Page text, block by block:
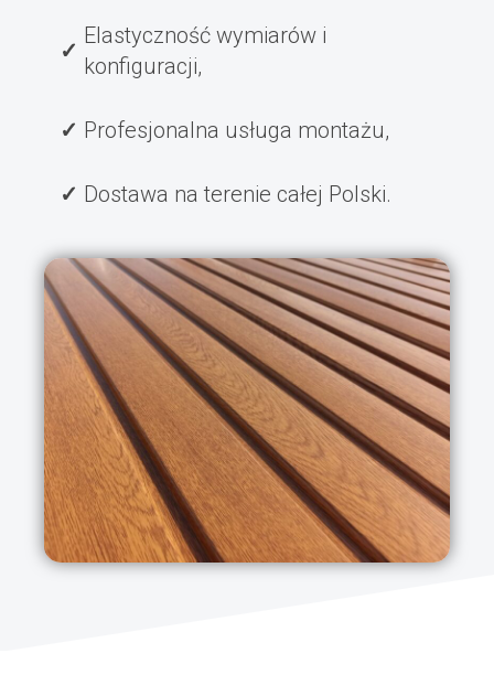
Elastyczność wymiarów i
konfiguracji,
Profesjonalna usługa montażu,
Dostawa na terenie całej Polski.